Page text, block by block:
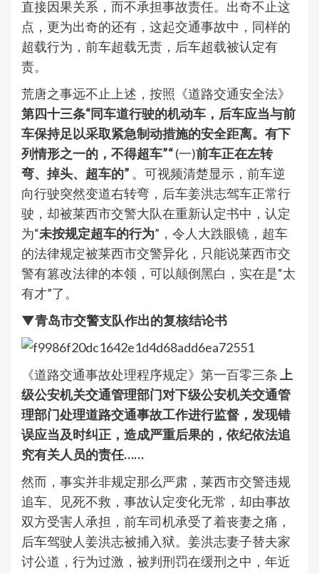
直接因果关系，而不承担事故责任。出奇不止这
点，更为出奇的还有，这起交通事故中，同样的
超载行为，前车超载无责，后车超载被认定有
责。
荒唐之事远不止上述，按照《道路交通安全法》
第四十三条“同车道行驶的机动车，后车应当与前
车保持足以采取紧急制动措施的安全距离。有下
列情形之一的，不得超车”“(一)前车正在左转
弯、掉头、超车的” 。可视频清楚显示，前车逆
向行驶突然变道右转弯，后车姜洪志驾车正常行
驶，却被莱西市交警大队在重新认定书中，认定
为“未按规定超车的行为”，令人大跌眼镜，超车
的法律规定被莱西市交警异化，只能说莱西市交
警有篡改法律的本领，可以颠倒黑白，实在是“太
有才”了。
▼青岛市交警支队作出的复核结论书
《道路交通事故处理程序规定》第一百零三条
上
级公安机关交通管理部门对下级公安机关交通管
理部门处理道路交通事故工作进行监督，发现错
误应当及时纠正，造成严重后果的，依纪依法追
究有关人员的责任……
然而，事实并非规定那么严肃，莱西市交警违规
追车、见死不救，事故认定变化无常，却由事故
双方受害人承担，前车司机承受了着丧妻之痛，
后车驾驶人姜洪志被捕入狱。姜洪志妻子替夫家
讨公道，行为过激，被判刑罚在缓刑之中，年近